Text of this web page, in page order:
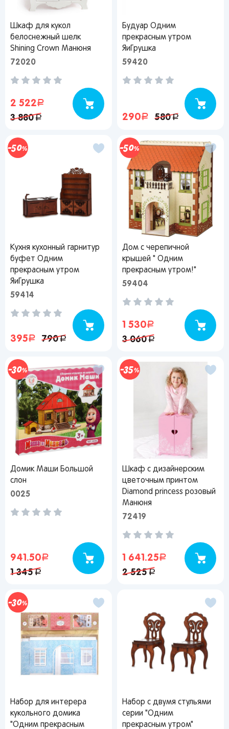
Шкаф для кукол
белоснежный шелк
Shining Crown Манюня
72020
2 522руб.
3 880руб.
Будуар Одним
прекрасным утром
ЯиГрушка
59420
290руб. 580руб.
50
Кухня кухонный гарнитур
буфет Одним
прекрасным утром
ЯиГрушка
59414
395руб. 790руб.
50
Дом с черепичной
крышей " Одним
прекрасным утром!"
59404
1 530руб.
3 060руб.
30
Домик Маши Большой
слон
0025
941.50руб.
1 345руб.
35
Шкаф с дизайнерским
цветочным принтом
Diamond princess розовый
Манюня
72419
1 641.25руб.
2 525руб.
30
Набор для интерера
кукольного домика
"Одним прекрасным
Набор с двумя стульями
серии "Одним
прекрасным утром"